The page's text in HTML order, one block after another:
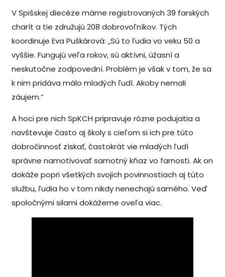
V Spišskej diecéze máme registrovaných 39 farských
charít a tie združujú 208 dobrovoľníkov. Tých
koordinuje Eva Puškárová: „Sú to ľudia vo veku 50 a
vyššie. Fungujú veľa rokov, sú aktívni, úžasní a
neskutočne zodpovední. Problém je však v tom, že sa
k nim pridáva málo mladých ľudí. Akoby nemali
záujem.“
A hoci pre nich SpKCH pripravuje rôzne podujatia a
navštevuje často aj školy s cieľom si ich pre túto
dobročinnosť získať, častokrát vie mladých ľudí
správne namotivovať samotný kňaz vo farnosti. Ak on
dokáže popri všetkých svojich povinnostiach aj túto
službu, ľudia ho v tom nikdy nenechajú samého. Veď
spoločnými silami dokážeme oveľa viac.